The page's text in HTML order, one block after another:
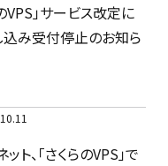
VPS」サービス改定に
み受付停止のお知ら
ト、「さくらのVPS」で